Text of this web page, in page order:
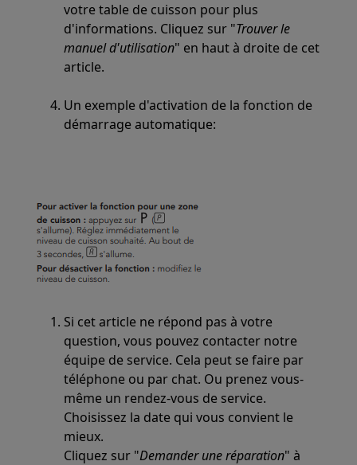
votre table de cuisson pour plus
d'informations. Cliquez sur "Trouver le
manuel d'utilisation" en haut à droite de cet
article.
Un exemple d'activation de la fonction de
démarrage automatique:
Si cet article ne répond pas à votre
question, vous pouvez contacter notre
équipe de service. Cela peut se faire par
téléphone ou par chat. Ou prenez vous-
même un rendez-vous de service.
Choisissez la date qui vous convient le
mieux.
Cliquez sur "Demander une réparation" à